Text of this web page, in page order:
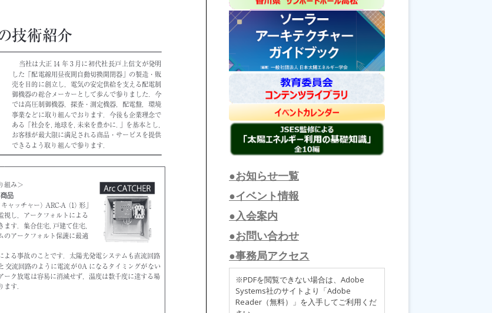
●お知らせ一覧
●イベント情報
●入会案内
●お問い合わせ
●事務局アクセス
※PDFを閲覧できない場合は、Adobe
Systems社のサイトより「Adobe
Reader（無料）」を入手してご利用くだ